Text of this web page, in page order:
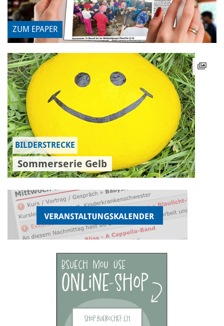
ZUM EPAPER
BILDERSTRECKE
Sommerserie Gelb